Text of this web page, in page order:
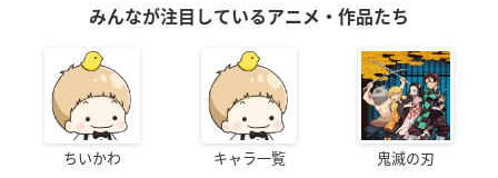
みんなが注目しているアニメ・作品たち
ちいかわ キャラ一覧 鬼滅の刃